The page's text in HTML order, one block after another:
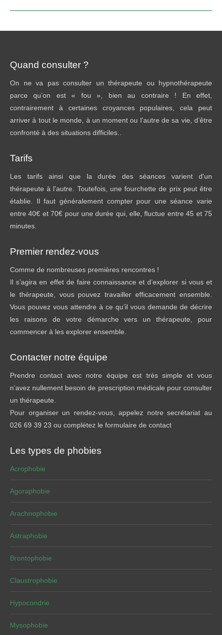
Quand consulter ?
On ne va pas consulter un thérapeute ou hypnothérapeute
parce qu’on est « fou », bien au contraire ! En effet,
contrairement à certaines croyances populaires, cela peut
arriver à tout le monde, à un moment ou l’autre de sa vie, d’être
confronté à des situations difficiles..
Tarifs
Les tarifs ainsi que la durée des séances varient d'un
thérapeute à l'autre. Toutefois, une fourchette de prix peut être
établie. Il faut généralement compter pour une séance varie
entre 40€ et 70€ pour une durée qui, elle, fluctue entre 45 et 75
minutes.
Premier rendez-vous
Comme de nombreuses premières rencontres !
Il s’agira en effet de faire connaissance et d’explorer si vous et
le thérapeute, vous pouvez travailler efficacement ensemble.
Vous pouvez vous attendre à ce qu’il vous demande de décrire
les raisons de votre démarche vers un thérapeute, pour
commencer à les explorer ensemble.
Contacter notre équipe
Prendre contact avec notre équipe est très simple et vous
n’avez nullement besoin de prescription médicale pour consulter
un thérapeute.
Pour organiser un rendez-vous, appelez notre secrétariat au
026 69 39 23 ou complétez le formulaire de contact
Les types de phobies
Acrophobie
Agoraphobie
Arachnophobie
Astraphobie
Brontophobie
Claustrophobie
Hypocondrie
Mysophobie